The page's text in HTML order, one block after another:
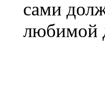
сами
любимой